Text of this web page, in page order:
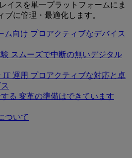
イスを単一プラットフォームにま
ブに管理・最適化します。
ム向け プロアクティブなデバイス
スムーズで中断の無いデジタル
IT 運用 プロアクティブな対応と卓
る 変革の準備はできています
ついて